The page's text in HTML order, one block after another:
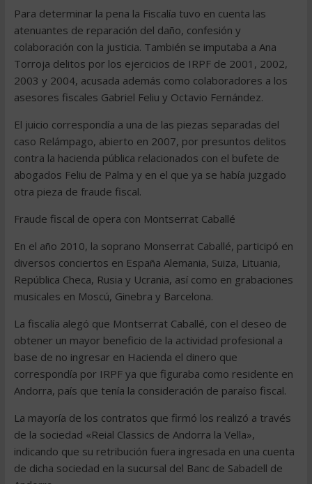
Para determinar la pena la Fiscalía tuvo en cuenta las
atenuantes de reparación del daño, confesión y
colaboración con la justicia. También se imputaba a Ana
Torroja delitos por los ejercicios de IRPF de 2001, 2002,
2003 y 2004, acusada además como colaboradores a los
asesores fiscales Gabriel Feliu y Octavio Fernández.
El juicio correspondía a una de las piezas separadas del
caso Relámpago, abierto en 2007, por presuntos delitos
contra la hacienda pública relacionados con el bufete de
abogados Feliu de Palma y en el que ya se había juzgado
otra pieza de fraude fiscal.
Fraude fiscal de opera con Montserrat Caballé
En el año 2010, la soprano Monserrat Caballé, participó en
diversos conciertos en España Alemania, Suiza, Lituania,
República Checa, Rusia y Ucrania, así como en grabaciones
musicales en Moscú, Ginebra y Barcelona.
La fiscalía alegó que Montserrat Caballé, con el deseo de
obtener un mayor beneficio de la actividad profesional a
base de no ingresar en Hacienda el dinero que
correspondía por IRPF ya que figuraba como residente en
Andorra, país que tenía la consideración de paraíso fiscal.
La mayoría de los contratos que firmó los realizó a través
de la sociedad «Reial Classics de Andorra la Vella»,
indicando que su retribución fuera ingresada en una cuenta
de dicha sociedad en la sucursal del Banc de Sabadell de